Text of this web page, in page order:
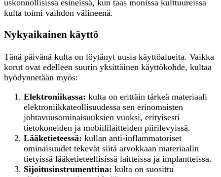
uskonnollisissa esineissä, kun taas monissa kulttuureissa
kulta toimi vaihdon välineenä.
Nykyaikainen käyttö
Tänä päivänä kulta on löytänyt uusia käyttöalueita. Vaikka
korut ovat edelleen suurin yksittäinen käyttökohde, kultaa
hyödynnetään myös:
Elektroniikassa: kulta on erittäin tärkeä materiaali
elektroniikkateollisuudessa sen erinomaisten
johtavuusominaisuuksien vuoksi, erityisesti
tietokoneiden ja mobiililaitteiden piirilevyissä.
Lääketieteessä: kullan anti-inflammatoriset
ominaisuudet tekevät siitä arvokkaan materiaalin
tietyissä lääketieteellisissä laitteissa ja implantteissa.
Sijoitusinstrumenttina: kulta on suosittu